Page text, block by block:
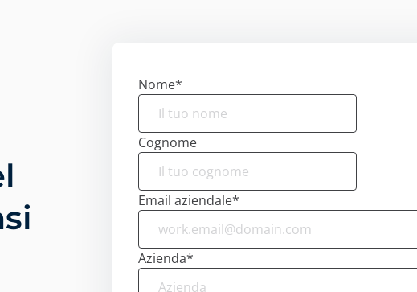
Nome*
Cognome
Email aziendale*
Azienda*
di nostra proprietà e di terze parti e/o tecnologie simili che
durante la navigazione su Internet. Lo scopo di queste
dal migliorare la tua esperienza sul sito web mostrando
altri contenuti di interesse, all'identificazione di te come
del sito. Può anche essere utilizzato per personalizzare gli
pubblicitarie come
Google Adse altre. Puoi accettare tutti i cookie
da "Impostazioni cookie" o rifiutare il loro utilizzo
conoscere i diversi cookie che utilizziamo nella nostra
sulla Privacy e Cookie.